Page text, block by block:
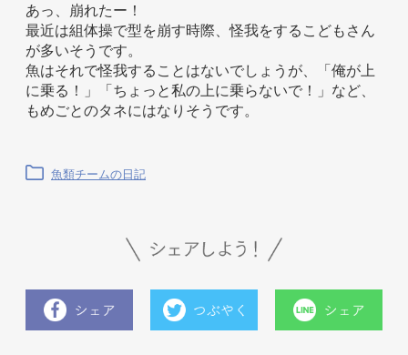
あっ、崩れたー！
最近は組体操で型を崩す時際、怪我をするこどもさん
が多いそうです。
魚はそれで怪我することはないでしょうが、「俺が上
に乗る！」「ちょっと私の上に乗らないで！」など、
もめごとのタネにはなりそうです。
魚類チームの日記